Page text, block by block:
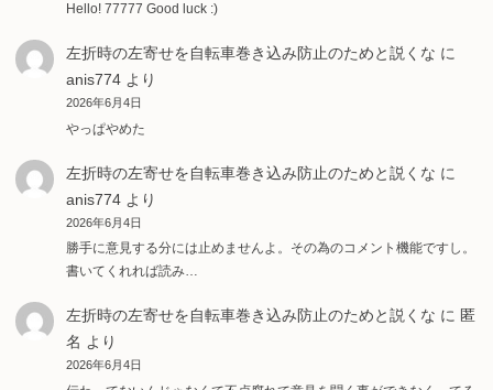
Hello! 77777 Good luck :)
左折時の左寄せを自転車巻き込み防止のためと説くな に
anis774より
2026年6月4日
やっぱやめた
左折時の左寄せを自転車巻き込み防止のためと説くな に
anis774より
2026年6月4日
勝手に意見する分には止めませんよ。その為のコメント機能ですし。
書いてくれれば読み…
左折時の左寄せを自転車巻き込み防止のためと説くな に 匿
名 より
2026年6月4日